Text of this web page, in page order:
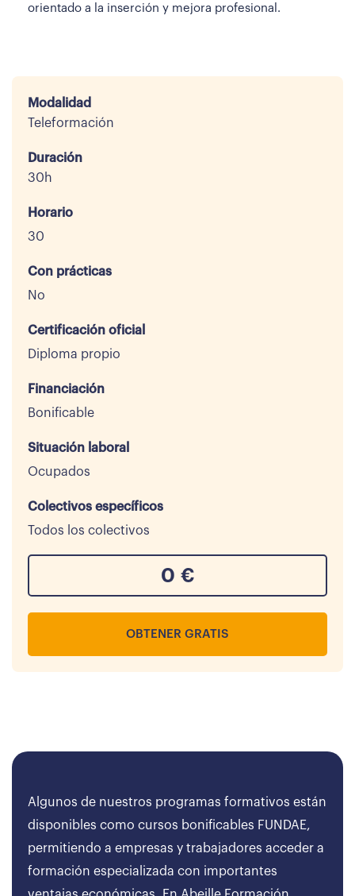
orientado a la inserción y mejora profesional.
Modalidad
Teleformación
Duración
30h
Horario
30
Con prácticas
No
Certificación oficial
Diploma propio
Financiación
Bonificable
Situación laboral
Ocupados
Colectivos específicos
Todos los colectivos
0 €
OBTENER GRATIS
Algunos de nuestros programas formativos están
disponibles como cursos bonificables FUNDAE,
permitiendo a empresas y trabajadores acceder a
formación especializada con importantes